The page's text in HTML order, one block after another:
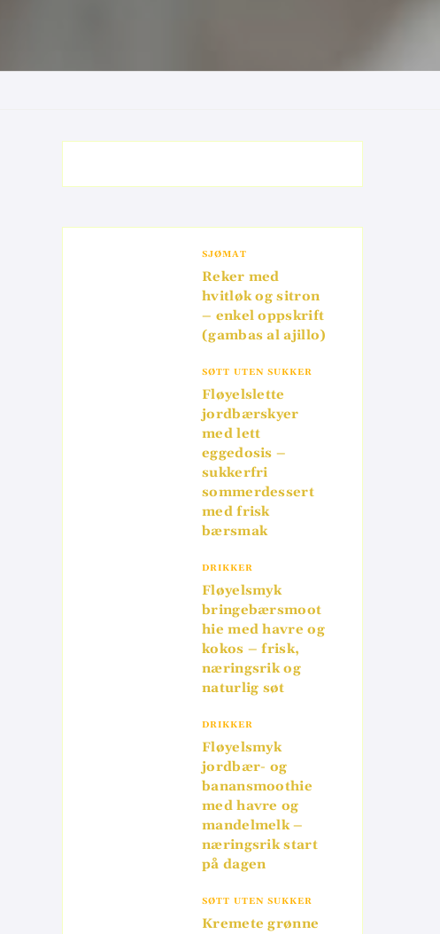
SJØMAT
Reker med
hvitløk og sitron
– enkel oppskrift
(gambas al ajillo)
SØTT UTEN SUKKER
Fløyelslette
jordbærskyer
med lett
eggedosis –
sukkerfri
sommerdessert
med frisk
bærsmak
DRIKKER
Fløyelsmyk
bringebærsmoot
hie med havre og
kokos – frisk,
næringsrik og
naturlig søt
DRIKKER
Fløyelsmyk
jordbær- og
banansmoothie
med havre og
mandelmelk –
næringsrik start
på dagen
SØTT UTEN SUKKER
Kremete grønne